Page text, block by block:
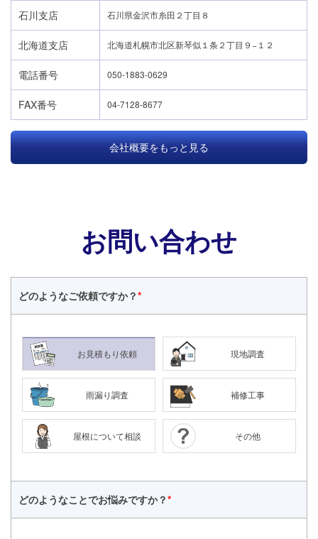
24時間365日対応
050-1883-0629
石川支店 石川県金沢市糸田２丁目８
北海道支店 北海道札幌市北区新琴似１条２丁目９−１２
電話番号 050-1883-0629
FAX番号 04-7128-8677
会社概要をもっと見る
お問い合わせ
どのようなご依頼ですか？*
お見積もり依頼 現地調査
雨漏り調査 補修工事
屋根について相談 その他
どのようなことでお悩みですか？*